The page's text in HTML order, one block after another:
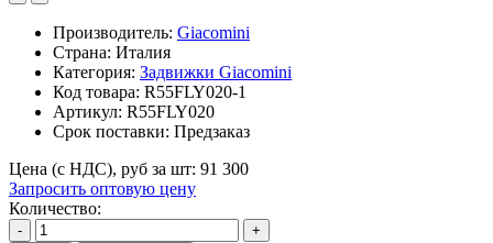
Производитель: Giacomini
Страна: Италия
Категория: Задвижки Giacomini
Код товара: R55FLY020-1
Артикул: R55FLY020
Срок поставки: Предзаказ
Цена (с НДС), руб за шт: 91 300
Запросить оптовую цену
Количество:
-
+